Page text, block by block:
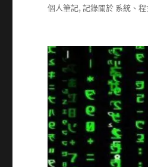
個人筆記, 記錄關於 系統、